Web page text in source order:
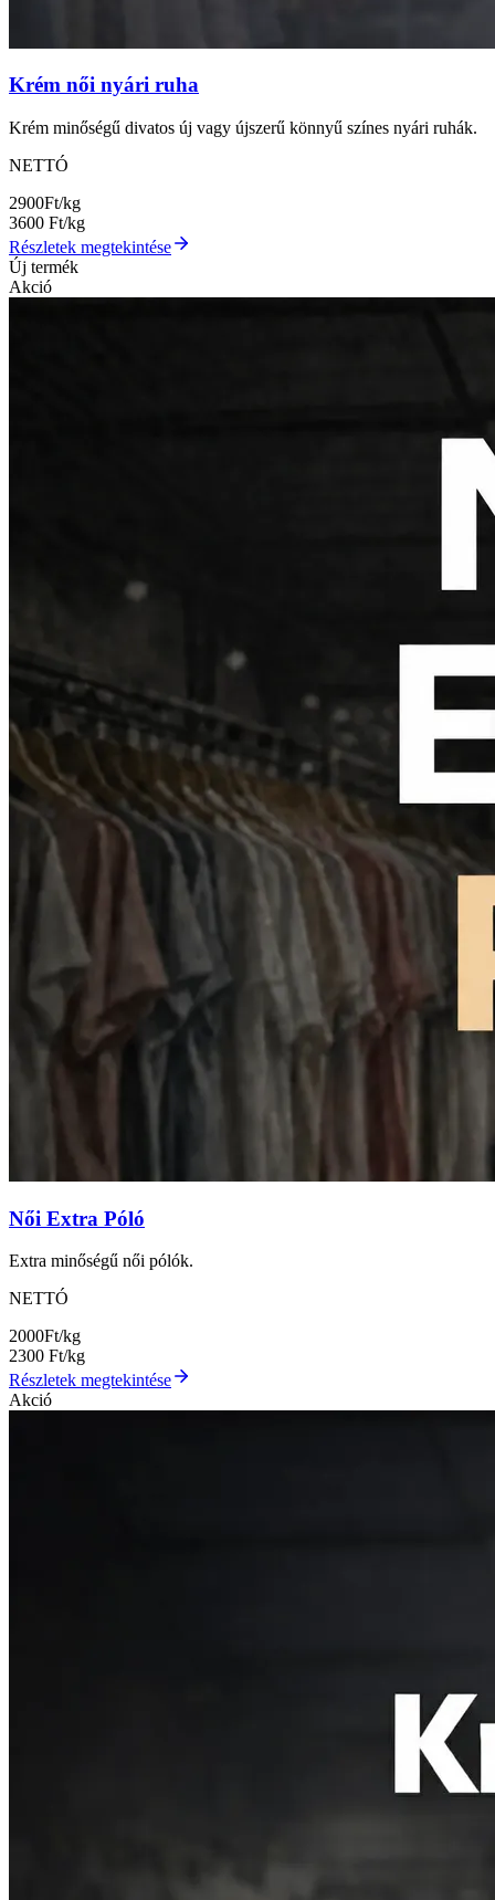
Krém női nyári ruha
Krém minőségű divatos új vagy újszerű könnyű színes nyári ruhák.
NETTÓ
2900Ft/kg
3600 Ft/kg
Részletek megtekintése
Új termék
Akció
Női Extra Póló
Extra minőségű női pólók.
NETTÓ
2000Ft/kg
2300 Ft/kg
Részletek megtekintése
Akció